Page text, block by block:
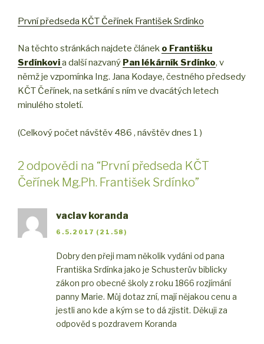
První předseda KČT Čeřínek František Srdínko
Na těchto stránkách najdete článek o Františku
Srdínkovia další nazvaný Pan lékárník Srdínko, v
němž je vzpomínka Ing. Jana Kodaye, čestného předsedy
KČT Čeřínek, na setkání s ním ve dvacátých letech
minulého století.
(Celkový počet návštěv 486 , návštěv dnes 1 )
2 odpovědi na “První předseda KČT
Čeřínek Mg.Ph. František Srdínko”
vaclav koranda
6.5.2017 (21.58)
Dobry den přeji mam několik vydáni od pana
Františka Srdínka jako je Schusterův biblicky
zákon pro obecné školy z roku 1866 rozjímání
panny Marie. Můj dotaz zní, mají nějakou cenu a
jestli ano kde a kým se to dá zjistit. Děkuji za
odpověd s pozdravem Koranda